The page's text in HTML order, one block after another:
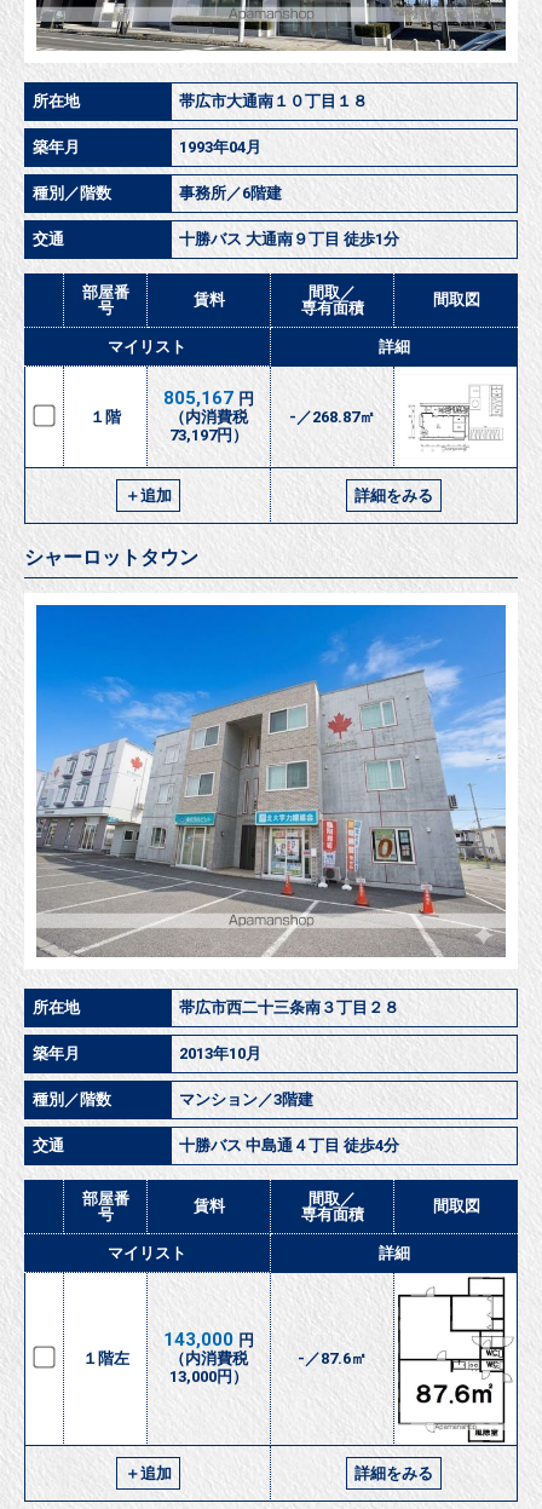
所在地 帯広市大通南１０丁目１８
築年月 1993年04月
種別／階数 事務所／6階建
交通 十勝バス 大通南９丁目 徒歩1分
部屋番
号
賃料
間取／
専有面積
間取図
マイリスト 詳細
１階
805,167 円
（内消費税
73,197円）
-／268.87㎡
＋追加 詳細をみる
シャーロットタウン
所在地 帯広市西二十三条南３丁目２８
築年月 2013年10月
種別／階数 マンション／3階建
交通 十勝バス 中島通４丁目 徒歩4分
部屋番
号
賃料
間取／
専有面積
間取図
マイリスト 詳細
１階左
143,000 円
（内消費税
13,000円）
-／87.6㎡
＋追加 詳細をみる